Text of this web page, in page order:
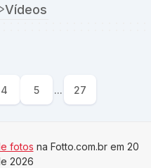
Vídeos
4 5 ... 27
fotos na Fotto.com.br em 20
2026